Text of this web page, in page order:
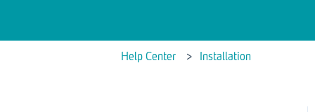
Help Center Installation